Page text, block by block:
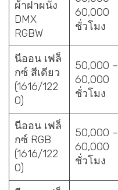
ผ้าฝาผนัง
DMX
RGBW
60,000
ชั่วโมง
นีออน เฟล็
กซ์ สีเดียว
(1616/122
0)
50,000 –
60,000
ชั่วโมง
นีออน เฟล็
กซ์ RGB
(1616/122
0)
50,000 –
60,000
ชั่วโมง